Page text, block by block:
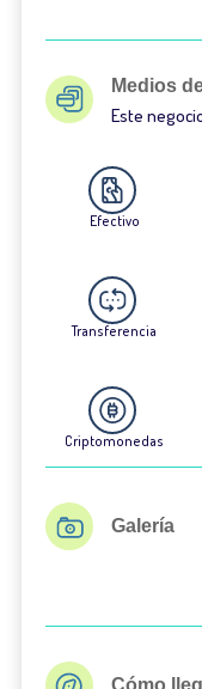
Medios
Este
Efectivo
Transferencia
Criptomonedas
Galería
Cómo